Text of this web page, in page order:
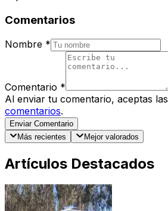
Comentarios
Nombre *
Comentario *
Al enviar tu comentario, aceptas las
comentarios.
Enviar Comentario
Más recientes
Mejor valorados
Artículos Destacados